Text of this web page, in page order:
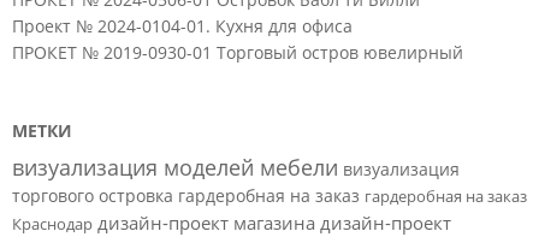
Проект № 2024-0104-01. Кухня для офиса
ПРОКЕТ № 2019-0930-01 Торговый остров ювелирный
МЕТКИ
визуализация моделей мебели визуализация
торгового островка гардеробная на заказ гардеробная на заказ
Краснодар дизайн-проект магазина дизайн-проект